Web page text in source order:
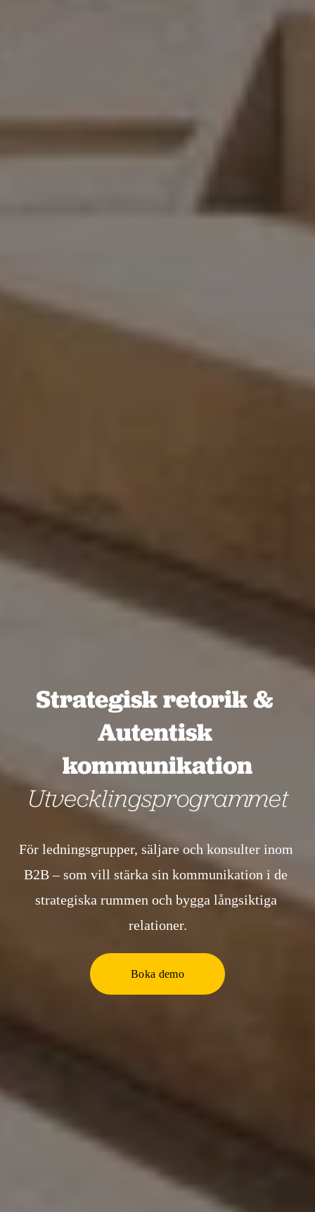
Strategisk retorik &
Autentisk
kommunikation
Utvecklingsprogrammet
För ledningsgrupper, säljare och konsulter inom
B2B – som vill stärka sin kommunikation i de
strategiska rummen och bygga långsiktiga
relationer.
Boka demo